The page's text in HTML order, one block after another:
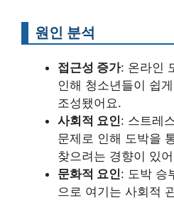
원인 분석
접근성 증가: 온라인
인해 청소년들이 쉽
조성됐어요.
사회적 요인: 스트레
문제로 인해 도박을
찾으려는 경향이 있
문화적 요인: 도박 승
으로 여기는 사회적